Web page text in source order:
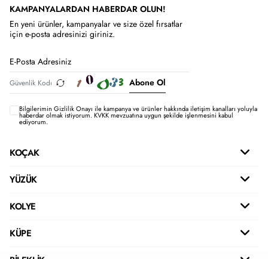
KAMPANYALARDAN HABERDAR OLUN!
En yeni ürünler, kampanyalar ve size özel fırsatlar
için e-posta adresinizi giriniz.
Abone Ol
Bilgilerimin Gizlilik Onayı ile kampanya ve ürünler hakkında iletişim kanalları yoluyla
haberdar olmak istiyorum.KVKK mevzuatına uygun şekilde işlenmesini kabul
ediyorum.
KOÇAK
YÜZÜK
KOLYE
KÜPE